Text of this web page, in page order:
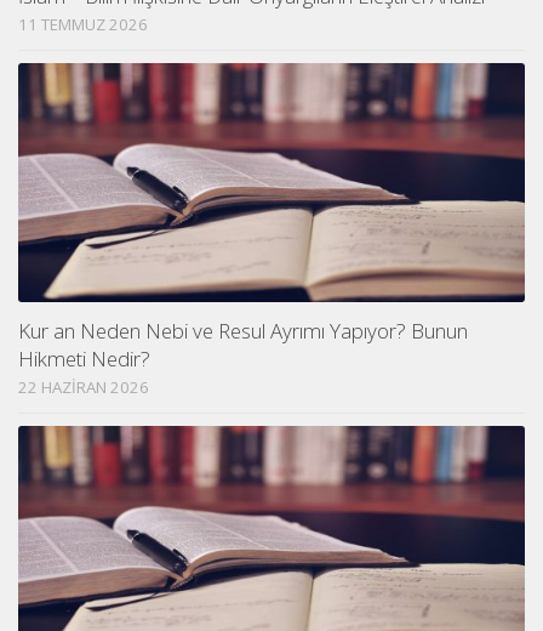
11 TEMMUZ 2026
Kur an Neden Nebi ve Resul Ayrımı Yapıyor? Bunun
Hikmeti Nedir?
22 HAZIRAN 2026